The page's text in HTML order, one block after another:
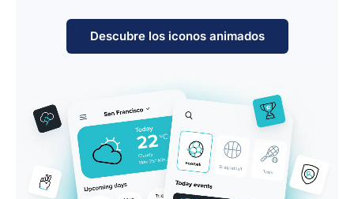
Descubre los iconos animados